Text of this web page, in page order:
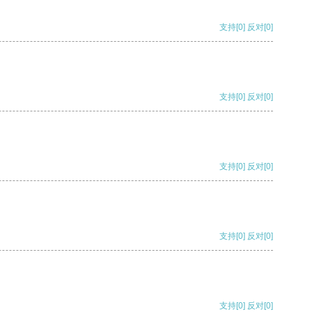
支持[0] 反对[0]
支持[0] 反对[0]
支持[0] 反对[0]
支持[0] 反对[0]
支持[0] 反对[0]